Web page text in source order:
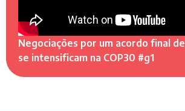
Negociações por um acordo final
se intensificam na COP30 #g1